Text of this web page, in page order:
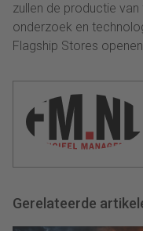
zullen de productie
onderzoek en
Flagship Stores
Gerelateerde